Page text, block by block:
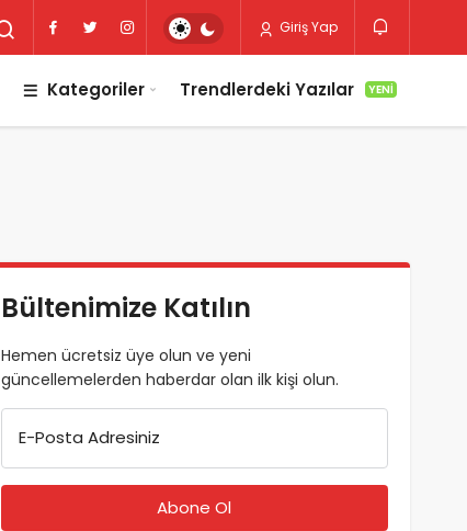
Giriş Yap
Kategoriler Trendlerdeki Yazılar YENI
Bültenimize Katılın
Hemen ücretsiz üye olun ve yeni
güncellemelerden haberdar olan ilk kişi olun.
E-Posta Adresiniz